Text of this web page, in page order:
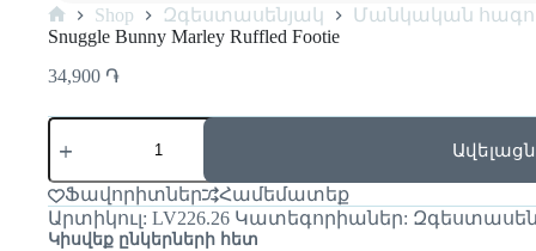
Shop Զգեստասենյակ
Մանկական
Snuggle Bunny Marley Ruffled Footie
34,900 ֏
Ֆավորիտներ
Համեմատեք
Արտիկուլ: LV226.26 Կատեգորիաներ:
Կիսվեք ընկերների հետ